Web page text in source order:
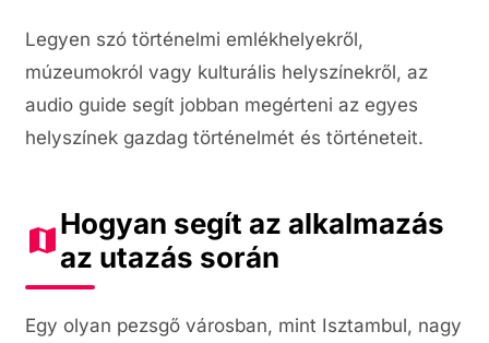
Legyen szó történelmi emlékhelyekről,
múzeumokról vagy kulturális helyszínekről, az
audio guide segít jobban megérteni az egyes
helyszínek gazdag történelmét és történeteit.
Hogyan segít az alkalmazás
az utazás során
Egy olyan pezsgő városban, mint Isztambul, nagy